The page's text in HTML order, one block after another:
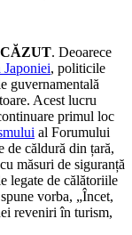
. Deoarece
Japoniei, politicile
guvernamentală
Acest lucru
primul loc
al Forumului
de căldură din țară,
măsuri de siguranță
legate de călătoriile
vorba, „Încet,
reveniri în turism,